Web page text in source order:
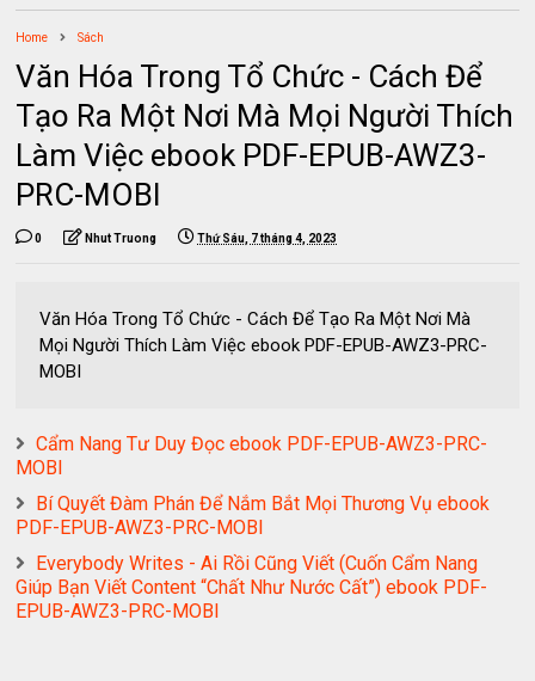
Home Sách
Văn Hóa Trong Tổ Chức - Cách Để
Tạo Ra Một Nơi Mà Mọi Người Thích
Làm Việc ebook PDF-EPUB-AWZ3-
PRC-MOBI
0 Nhut Truong Thứ Sáu, 7 tháng 4, 2023
Văn Hóa Trong Tổ Chức - Cách Để Tạo Ra Một Nơi Mà
Mọi Người Thích Làm Việc ebook PDF-EPUB-AWZ3-PRC-
MOBI
Cẩm Nang Tư Duy Đọc ebook PDF-EPUB-AWZ3-PRC-
MOBI
Bí Quyết Đàm Phán Để Nắm Bắt Mọi Thương Vụ ebook
PDF-EPUB-AWZ3-PRC-MOBI
Everybody Writes - Ai Rồi Cũng Viết (Cuốn Cẩm Nang
Giúp Bạn Viết Content “Chất Như Nước Cất”) ebook PDF-
EPUB-AWZ3-PRC-MOBI